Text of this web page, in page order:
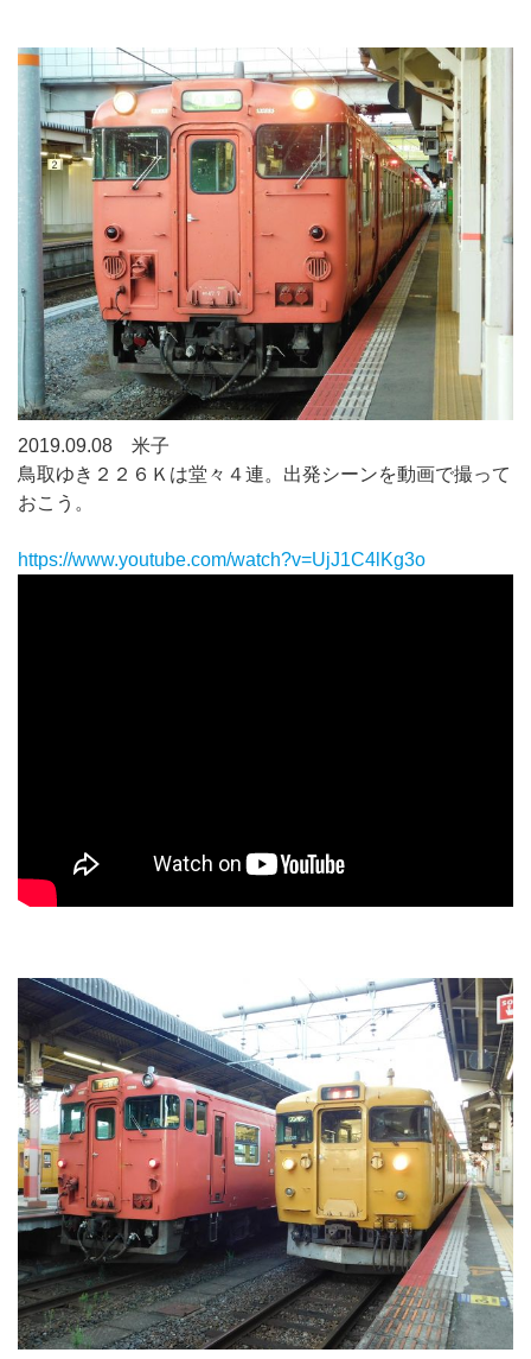
2019.09.08 米子
鳥取ゆき２２６Ｋは堂々４連。出発シーンを動画で撮って
おこう。
https://www.youtube.com/watch?v=UjJ1C4lKg3o